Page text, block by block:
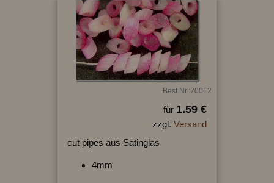
Best.Nr.:20012
für 1.59 €
zzgl. Versand
cut pipes aus Satinglas
4mm